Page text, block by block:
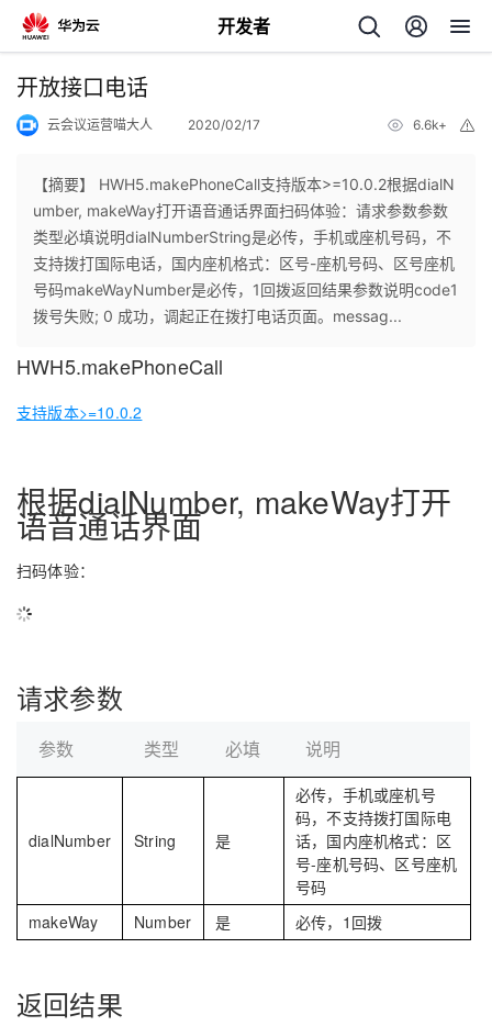
开发者
返
个
人
主
页
我
的
开
者
我
博
客
的
论
我
的
子
我
直
播
的
活
我
的
注
我
的
发
者
堂
我
课
程
的
认
我
的
验
我
收
我
Programs
的
支
我
的
术
我
云
议
开放接口电话
云会议运营喵大人 2020/02/17 6.6k+
【摘要】 HWH5.makePhoneCall支持版本>=10.0.2根据dialN
umber, makeWay打开语音通话界面扫码体验：请求参数参数
类型必填说明dialNumberString是必传，手机或座机号码，不
支持拨打国际电话，国内座机格式：区号-座机号码、区号座机
号码makeWayNumber是必传，1回拨返回结果参数说明code1
拨号失败; 0 成功，调起正在拨打电话页面。messag...
HWH5.makePhoneCall
支持版本>=10.0.2
根据dialNumber, makeWay打开
语音通话界面
扫码体验：
请求参数
参数 类型 必填 说明
dialNumber String 是
必传，手机或座机号
码，不支持拨打国际电
话，国内座机格式：区
号-座机号码、区号座机
号码
makeWay
Number 是 必传，1回拨
返回结果